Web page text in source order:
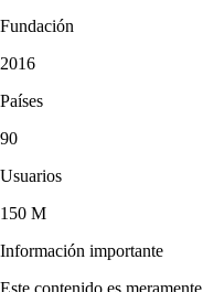
Fundación
2016
Países
90
Usuarios
150 M
Información importante
Este contenido es